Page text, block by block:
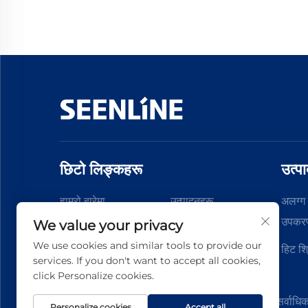
छिटो लिङ्कहरू
हाम्रो बारेमा उत्पादनहरू
समाचार भिडियोहरू
डाउनलोड हामीलाई सम्पर्क गर्नुहोस
हिट
कॉपीराइट © 2026 चाइना सिनलान इलेक्ट्रिक कं, लि॰
We value your privacy
We use cookies and similar tools to provide our
services. If you don't want to accept all cookies,
click Personalize cookies.